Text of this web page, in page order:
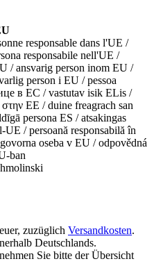
responsable dans l'UE /
responsabile nell'UE /
/ ansvarig person inom EU /
person i EU / pessoa
в ЕС / vastutav isik ELis /
ΕΕ / duine freagrach san
persona ES / atsakingas
UE / persoană responsabilă în
oseba v EU / odpovědná
ban
zuzüglich Versandkosten.
Deutschlands.
Sie bitte der Übersicht